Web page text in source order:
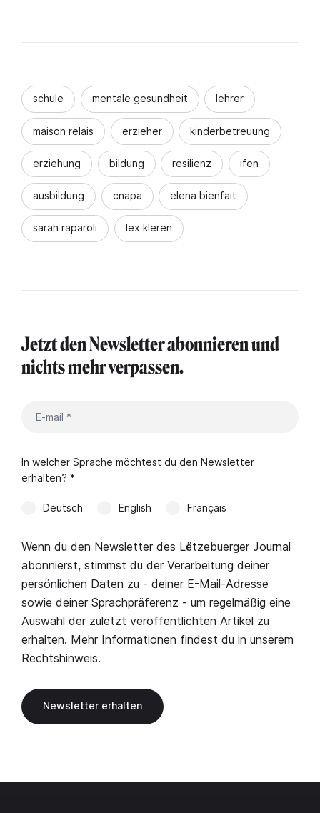
schule mentale gesundheit lehrer
maison relais erzieher kinderbetreuung
erziehung bildung resilienz ifen
ausbildung cnapa elena bienfait
sarah raparoli lex kleren
Jetzt den Newsletter abonnieren und
nichts mehr verpassen.
In welcher Sprache möchtest du den Newsletter
erhalten? *
Deutsch English Français
Wenn du den Newsletter des Lëtzebuerger Journal
abonnierst, stimmst du der Verarbeitung deiner
persönlichen Daten zu - deiner E-Mail-Adresse
sowie deiner Sprachpräferenz - um regelmäßig eine
Auswahl der zuletzt veröffentlichten Artikel zu
erhalten. Mehr Informationen findest du in unserem
Rechtshinweis.